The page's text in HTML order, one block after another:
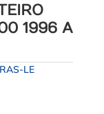
1996 A
LE